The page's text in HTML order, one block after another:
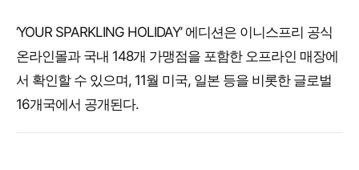
‘YOUR SPARKLING HOLIDAY’ 에디션은 이니스프리 공식
온라인몰과 국내 148개 가맹점을 포함한 오프라인 매장에
서 확인할 수 있으며, 11월 미국, 일본 등을 비롯한 글로벌
16개국에서 공개된다.